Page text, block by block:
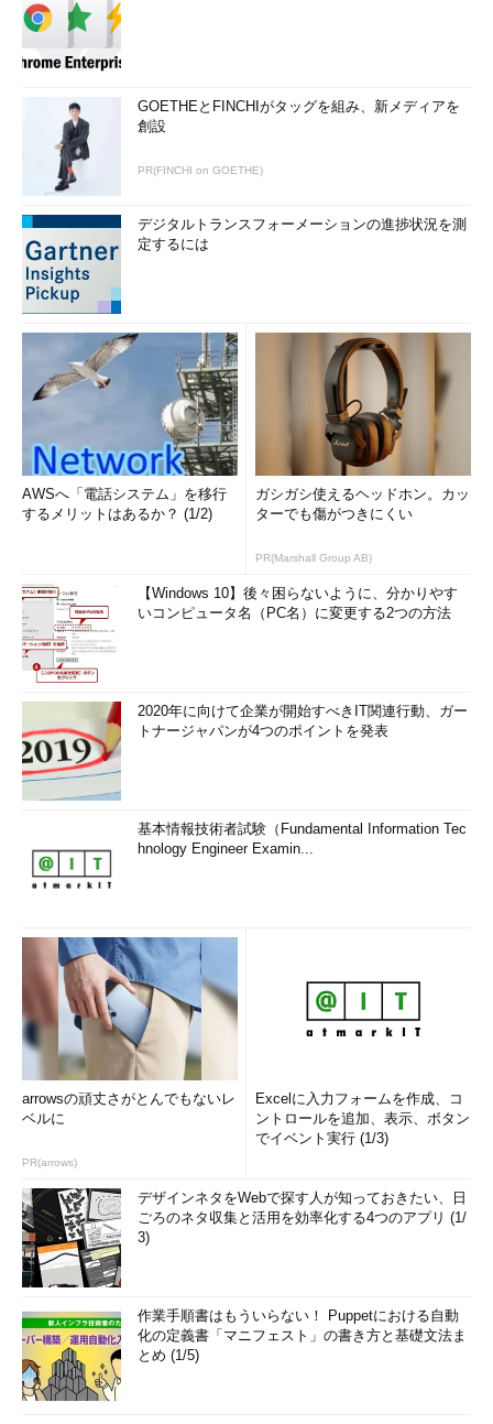
GOETHEとFINCHIがタッグを組み、新メディアを
創設
PR(FINCHI on GOETHE)
デジタルトランスフォーメーションの進捗状況を測
定するには
AWSへ「電話システム」を移行
するメリットはあるか？ (1/2)
ガシガシ使えるヘッドホン。カッ
ターでも傷がつきにくい
PR(Marshall Group AB)
【Windows 10】後々困らないように、分かりやす
いコンピュータ名（PC名）に変更する2つの方法
2020年に向けて企業が開始すべきIT関連行動、ガー
トナージャパンが4つのポイントを発表
基本情報技術者試験（Fundamental Information Tec
hnology Engineer Examin...
arrowsの頑丈さがとんでもないレ
ベルに
PR(arrows)
Excelに入力フォームを作成、コ
ントロールを追加、表示、ボタン
でイベント実行 (1/3)
デザインネタをWebで探す人が知っておきたい、日
ごろのネタ収集と活用を効率化する4つのアプリ (1/
3)
作業手順書はもういらない！ Puppetにおける自動
化の定義書「マニフェスト」の書き方と基礎文法ま
とめ (1/5)